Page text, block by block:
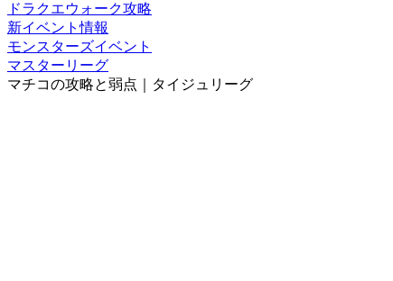
ドラクエウォーク攻略
新イベント情報
モンスターズイベント
マスターリーグ
マチコの攻略と弱点｜タイジュリーグ